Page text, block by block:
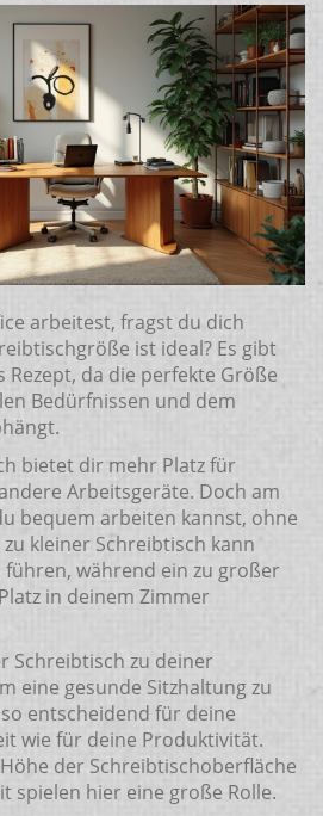
arbeitest, fragst du dich
ist ideal? Es gibt
Rezept, da die perfekte Größe
Bedürfnissen und dem
bietet dir mehr Platz für
Arbeitsgeräte. Doch am
bequem arbeiten kannst, ohne
kleiner Schreibtisch kann
während ein zu großer
in deinem Zimmer
Schreibtisch zu deiner
eine gesunde Sitzhaltung zu
entscheidend für deine
wie für deine Produktivität.
der Schreibtischoberfläche
spielen hier eine große Rolle.